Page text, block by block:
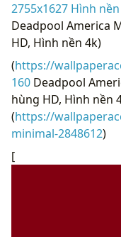
2755x1627 Hình
Deadpool America
HD, Hình nền 4k)
(https://
160 Deadpool
hùng HD, Hình nền
(https://
minimal-2848612)
[